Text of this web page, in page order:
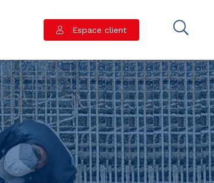
Espace client